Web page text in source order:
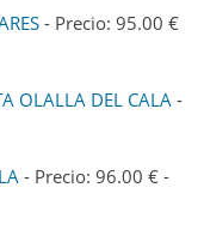
- Precio: 95.00 €
OLALLA DEL CALA -
- Precio: 96.00 € -